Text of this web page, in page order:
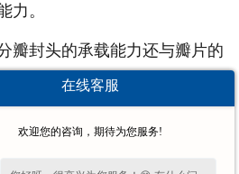
力。
封头的承载能力还与瓣片的
等密切相关。更多的瓣片、较
接方式能够增加封头的强度和
在线客服
欢迎您的咨询，期待为您服务!